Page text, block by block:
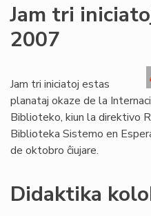
Jam tri
2007
Jam tri iniciatoj estas
planataj okaze de la
Biblioteko, kiun la direktivo
Biblioteka Sistemo en
de oktobro ĉiujare.
Didaktika